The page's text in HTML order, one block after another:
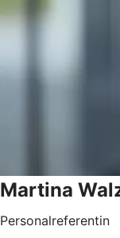
Martina
Personalreferentin